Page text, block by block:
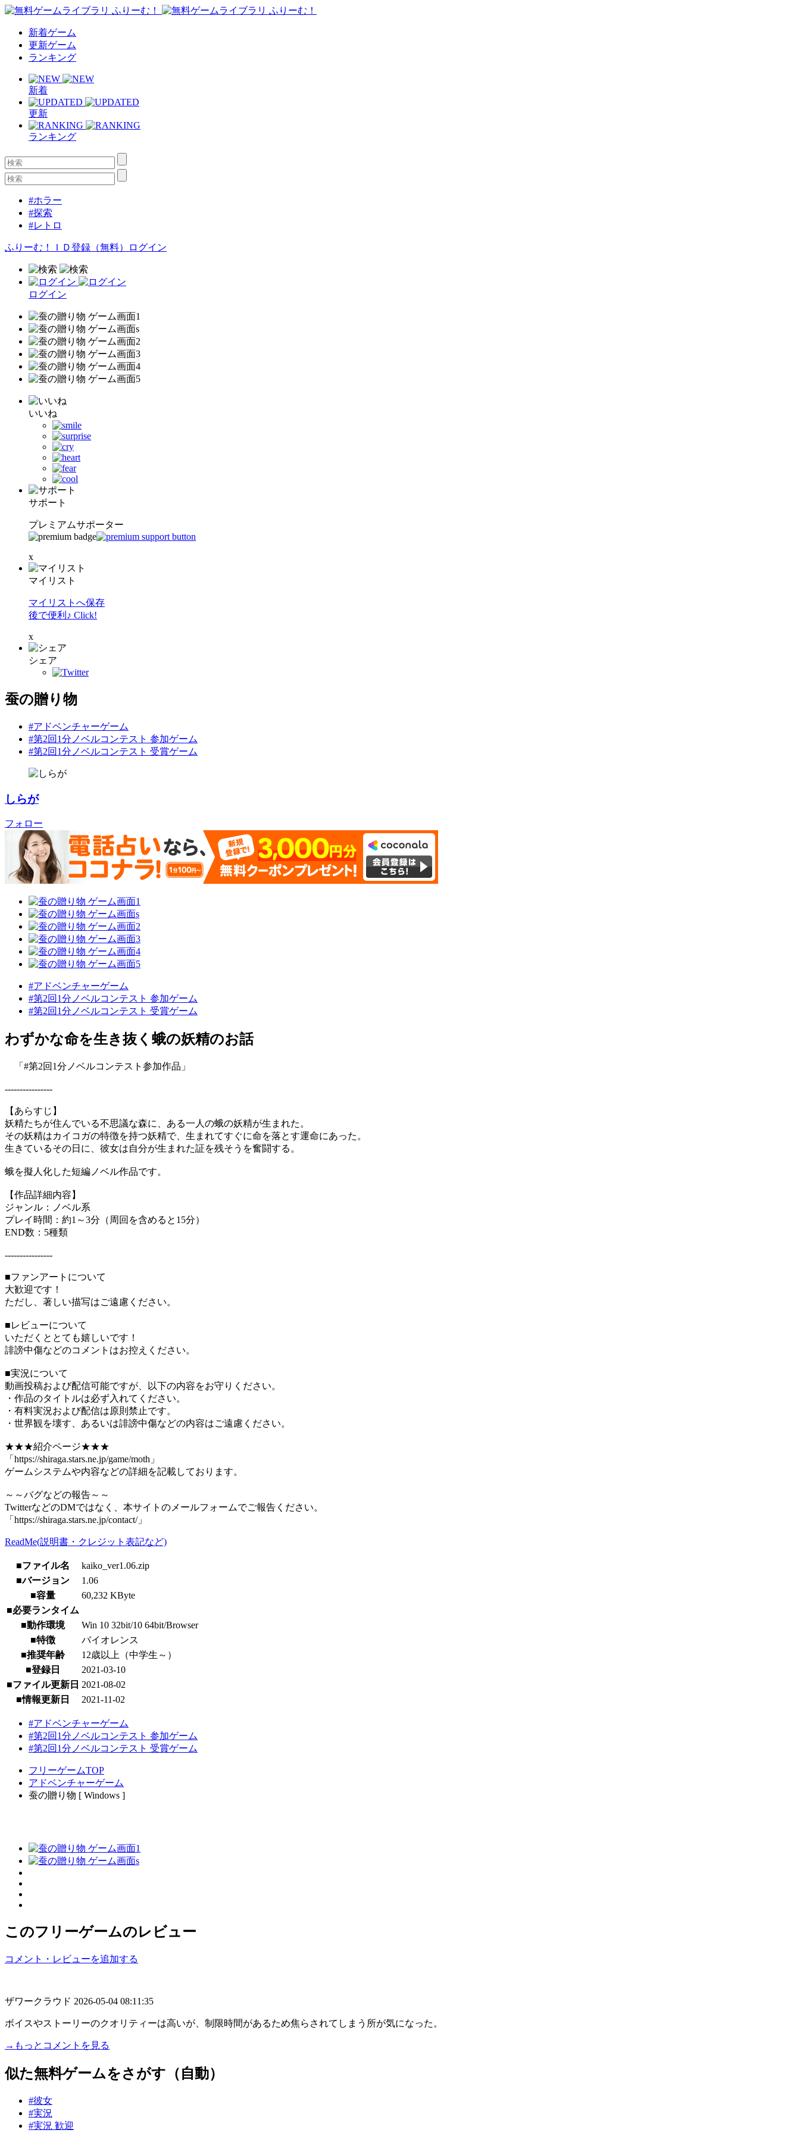
新着ゲーム
更新ゲーム
ランキング
新着
更新
ランキング
#ホラー
#探索
#レトロ
ふりーむ！ＩＤ登録（無料） ログイン
ログイン
いいね
サポート
プレミアムサポーター
x
マイリスト
マイリストへ保存
後で便利♪ Click!
x
シェア
蚕の贈り物
#アドベンチャーゲーム
#第2回1分ノベルコンテスト 参加ゲーム
#第2回1分ノベルコンテスト 受賞ゲーム
しらが
フォロー
#アドベンチャーゲーム
#第2回1分ノベルコンテスト 参加ゲーム
#第2回1分ノベルコンテスト 受賞ゲーム
わずかな命を生き抜く蛾の妖精のお話
「#第2回1分ノベルコンテスト参加作品」
----------------
【あらすじ】
妖精たちが住んでいる不思議な森に、ある一人の蛾の妖精が生まれた。
その妖精はカイコガの特徴を持つ妖精で、生まれてすぐに命を落とす運命にあった。
生きているその日に、彼女は自分が生まれた証を残そうを奮闘する。
蛾を擬人化した短編ノベル作品です。
【作品詳細内容】
ジャンル：ノベル系
プレイ時間：約1～3分（周回を含めると15分）
END数：5種類
----------------
■ファンアートについて
大歓迎です！
ただし、著しい描写はご遠慮ください。
■レビューについて
いただくととても嬉しいです！
誹謗中傷などのコメントはお控えください。
■実況について
動画投稿および配信可能ですが、以下の内容をお守りください。
・作品のタイトルは必ず入れてください。
・有料実況および配信は原則禁止です。
・世界観を壊す、あるいは誹謗中傷などの内容はご遠慮ください。
★★★紹介ページ★★★
「https://shiraga.stars.ne.jp/game/moth」
ゲームシステムや内容などの詳細を記載しております。
～～バグなどの報告～～
TwitterなどのDMではなく、本サイトのメールフォームでご報告ください。
「https://shiraga.stars.ne.jp/contact/」
ReadMe(説明書・クレジット表記など)
■ファイル名
kaiko_ver1.06.zip
■バージョン
1.06
■容量
60,232 KByte
■必要ランタイム
■動作環境
Win 10 32bit/10 64bit/Browser
■特徴
バイオレンス
■推奨年齢
12歳以上（中学生～）
■登録日
2021-03-10
■ファイル更新日 2021-08-02
■情報更新日
2021-11-02
#アドベンチャーゲーム
#第2回1分ノベルコンテスト 参加ゲーム
#第2回1分ノベルコンテスト 受賞ゲーム
フリーゲームTOP
アドベンチャーゲーム
蚕の贈り物 [ Windows ]
このフリーゲームのレビュー
コメント・レビューを追加する
ザワークラウド 2026-05-04 08:11:35
ボイスやストーリーのクオリティーは高いが、制限時間があるため焦らされてしまう所が気になった。
→もっとコメントを見る
似た無料ゲームをさがす（自動）
#彼女
#実況
#実況 歓迎